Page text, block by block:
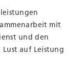
mit
und den
Lust auf Leistung